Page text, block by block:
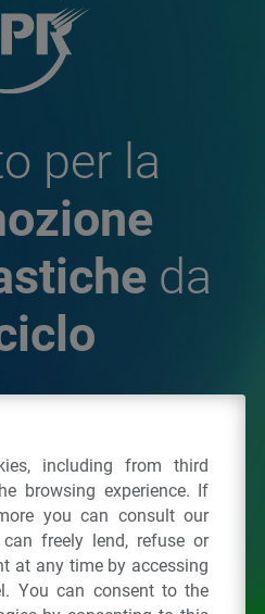
per la
da
per la Promozione delle
20123Milano(MI)
43928225.
including from third
browsing experience. If
you can consult our
freely lend, refuse or
at any time by accessing
You can consent to the